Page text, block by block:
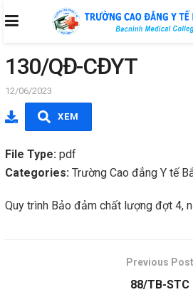
130/QĐ-CĐYT
12/06/2023
Quy trình Bảo đảm chất lượng đợt 4,
XEM
File Type: pdf
Categories: Trường Cao đẳng Y tế
Previous Post
88/TB-STC